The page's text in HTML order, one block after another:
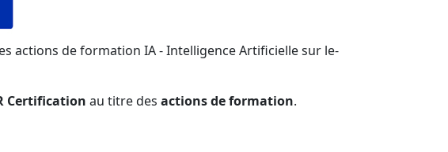
actions de formation IA - Intelligence Artificielle sur le-
Certification au titre des actions de formation.